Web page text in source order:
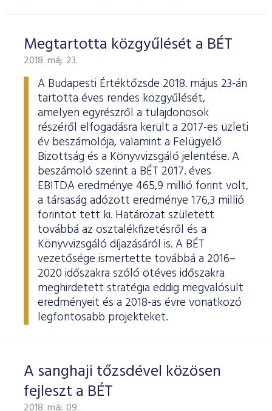
Megtartotta közgyűlését a BÉT
2018. máj. 23.
A Budapesti Értéktőzsde 2018. május 23-án
tartotta éves rendes közgyűlését,
amelyen egyrészről a tulajdonosok
részéről elfogadásra került a 2017-es üzleti
év beszámolója, valamint a Felügyelő
Bizottság és a Könyvvizsgáló jelentése. A
beszámoló szerint a BÉT 2017. éves
EBITDA eredménye 465,9 millió forint volt,
a társaság adózott eredménye 176,3 millió
forintot tett ki. Határozat született
továbbá az osztalékfizetésről és a
Könyvvizsgáló díjazásáról is. A BÉT
vezetősége ismertette továbbá a 2016–
2020 időszakra szóló ötéves időszakra
meghirdetett stratégia eddig megvalósult
eredményeit és a 2018-as évre vonatkozó
legfontosabb projekteket.
A sanghaji tőzsdével közösen
fejleszt a BÉT